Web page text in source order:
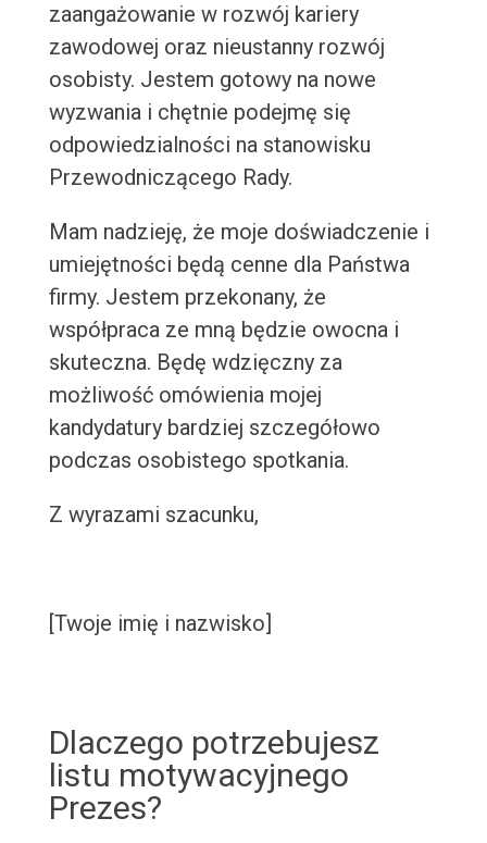
zaangażowanie w rozwój kariery
zawodowej oraz nieustanny rozwój
osobisty. Jestem gotowy na nowe
wyzwania i chętnie podejmę się
odpowiedzialności na stanowisku
Przewodniczącego Rady.
Mam nadzieję, że moje doświadczenie i
umiejętności będą cenne dla Państwa
firmy. Jestem przekonany, że
współpraca ze mną będzie owocna i
skuteczna. Będę wdzięczny za
możliwość omówienia mojej
kandydatury bardziej szczegółowo
podczas osobistego spotkania.
Z wyrazami szacunku,
[Twoje imię i nazwisko]
Dlaczego potrzebujesz
listu motywacyjnego
Prezes?